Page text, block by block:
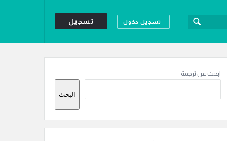
تسجيل دخول تسجيل
الجانبية
ابحث عن ترجمة
البحث